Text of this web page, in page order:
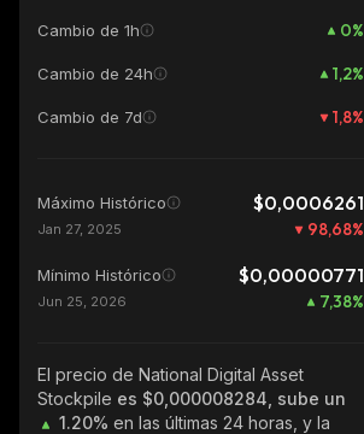
Cambio de 1h 0%
Cambio de 24h 1,2%
Cambio de 7d 1,8%
Máximo Histórico $0,0006261
Jan 27, 2025 98,68%
Mínimo Histórico $0,00000771
Jun 25, 2026 7,38%
El precio de National Digital Asset
Stockpile es $0,000008284, sube un
1.20% en las últimas 24 horas, y la